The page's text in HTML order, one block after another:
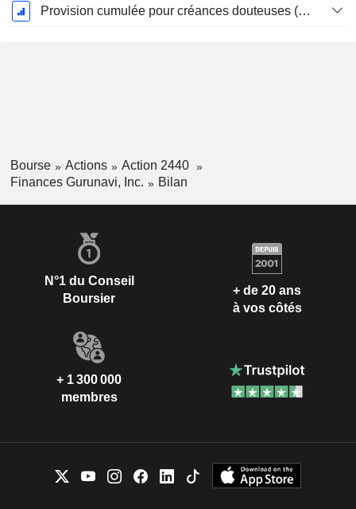
Provision cumulée pour créances douteuses (Supple)
Bourse Actions
Action 2440
Finances Gurunavi, Inc.
Bilan
N°1 du Conseil
Boursier
+ de 20 ans
à vos côtés
+ 1 300 000
membres